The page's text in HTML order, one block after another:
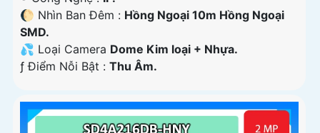
🌔 Nhìn Ban Đêm : Hồng Ngoại 10m Hồng Ngoại
SMD.
💦 Loại Camera Dome Kim loại + Nhựa.
️ƒ Điểm Nỗi Bật : Thu Âm.